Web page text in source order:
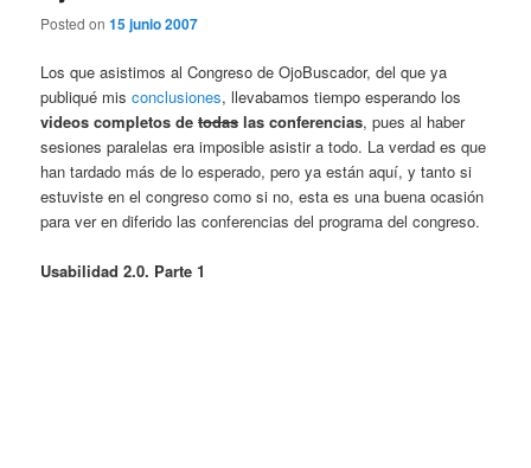
Posted on15 junio 2007
Los que asistimos al Congreso de OjoBuscador, del que ya
publiqué misconclusiones, llevabamos tiempo esperando los
videos completos detodas las conferencias, pues al haber
sesiones paralelas era imposible asistir a todo. La verdad es que
han tardado más de lo esperado, pero ya están aquí, y tanto si
estuviste en el congreso como si no, esta es una buena ocasión
para ver en diferido las conferencias del programa del congreso.
Usabilidad 2.0. Parte 1